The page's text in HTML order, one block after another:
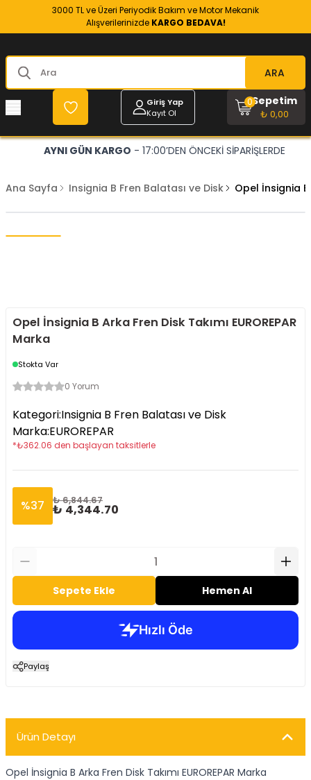
3000 TL ve Üzeri Periyodik Bakım ve Motor Mekanik
Alışverilerinizde KARGO BEDAVA!
ARA
Giriş Yap
Kayıt Ol
Sepetim
₺ 0,00
0
AYNI GÜN KARGO - 17:00’DEN ÖNCEKİ SİPARİŞLERDE
Ana Sayfa Insignia B Fren Balatası ve Disk Opel İnsignia B
Opel İnsignia B Arka Fren Disk Takımı EUROREPAR
Marka
Stokta Var
0 Yorum
Kategori:Insignia B Fren Balatası ve Disk
Marka:EUROREPAR
*₺362.06 den başlayan taksitlerle
%37 ₺ 6,844.67
₺ 4,344.70
Sepete Ekle Hemen Al
Paylaş
Ürün Detayı
Opel İnsignia B Arka Fren Disk Takımı EUROREPAR Marka